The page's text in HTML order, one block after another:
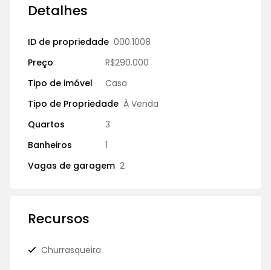
Detalhes
ID de propriedade 000.1008
Preço
R$290.000
Tipo de imóvel
Casa
Tipo de Propriedade À Venda
Quartos
3
Banheiros
1
Vagas de garagem 2
Recursos
Churrasqueira